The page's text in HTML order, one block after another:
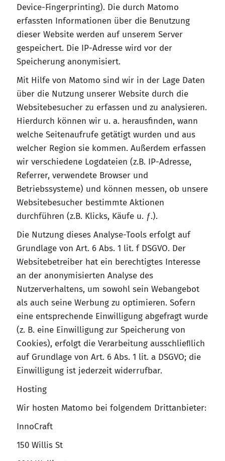
Device-Fingerprinting). Die durch Matomo
erfassten Informationen über die Benutzung
dieser Website werden auf unserem Server
gespeichert. Die IP-Adresse wird vor der
Speicherung anonymisiert.
Mit Hilfe von Matomo sind wir in der Lage Daten
über die Nutzung unserer Website durch die
Websitebesucher zu erfassen und zu analysieren.
Hierdurch können wir u. a. herausfinden, wann
welche Seitenaufrufe getätigt wurden und aus
welcher Region sie kommen. Außerdem erfassen
wir verschiedene Logdateien (z.B. IP-Adresse,
Referrer, verwendete Browser und
Betriebssysteme) und können messen, ob unsere
Websitebesucher bestimmte Aktionen
durchführen (z.B. Klicks, Käufe u. ƒ.).
Die Nutzung dieses Analyse-Tools erfolgt auf
Grundlage von Art. 6 Abs. 1 lit. f DSGVO. Der
Websitebetreiber hat ein berechtigtes Interesse
an der anonymisierten Analyse des
Nutzerverhaltens, um sowohl sein Webangebot
als auch seine Werbung zu optimieren. Sofern
eine entsprechende Einwilligung abgefragt wurde
(z. B. eine Einwilligung zur Speicherung von
Cookies), erfolgt die Verarbeitung ausschlieﬂlich
auf Grundlage von Art. 6 Abs. 1 lit. a DSGVO; die
Einwilligung ist jederzeit widerrufbar.
Hosting
Wir hosten Matomo bei folgendem Drittanbieter:
InnoCraft
150 Willis St